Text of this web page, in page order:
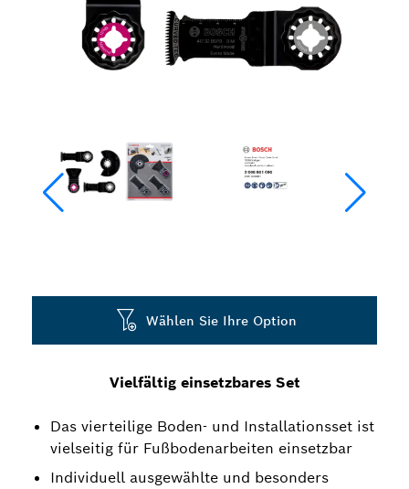
Vielfältig einsetzbares Set
Das vierteilige Boden- und Installationsset ist
vielseitig für Fußbodenarbeiten einsetzbar
Individuell ausgewählte und besonders
Wählen Sie Ihre Option